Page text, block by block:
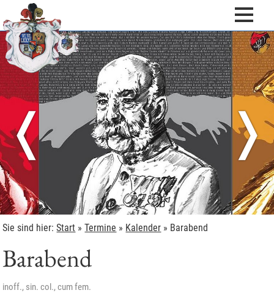
❬ ❭
Sie sind hier:Start »Termine » Kalender » Barabend
Barabend
inoff., sin. col., cum fem.